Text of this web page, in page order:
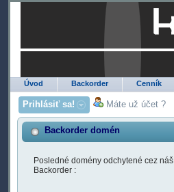
Úvod Backorder Cenník
Prihlásiť sa! Máte už účet ?
Backorder domén
Posledné domény odchytené cez náš
Backorder :